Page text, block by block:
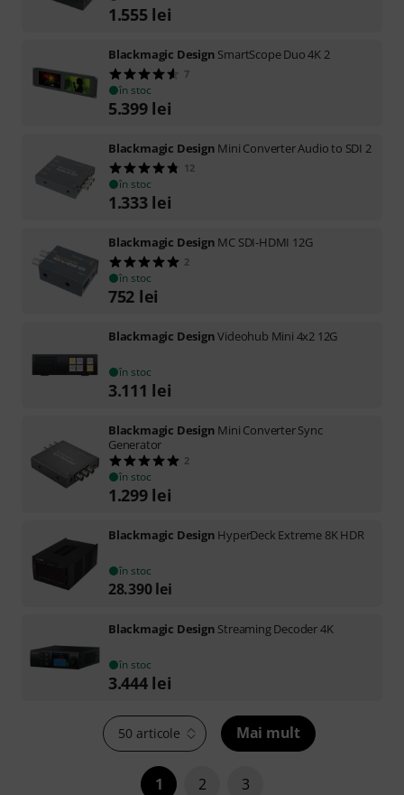
1.555 lei
Blackmagic Design SmartScope Duo 4K 2
7
în stoc
5.399 lei
Blackmagic Design Mini Converter Audio to SDI 2
12
în stoc
1.333 lei
Blackmagic Design MC SDI-HDMI 12G
2
în stoc
752 lei
Blackmagic DesignVideohub Mini 4x2 12G
în stoc
3.111 lei
Blackmagic Design Mini Converter Sync
Generator
2
în stoc
1.299 lei
Blackmagic Design HyperDeck Extreme 8K HDR
în stoc
28.390 lei
Blackmagic Design Streaming Decoder 4K
în stoc
3.444 lei
50 articole Mai mult
1 2 3